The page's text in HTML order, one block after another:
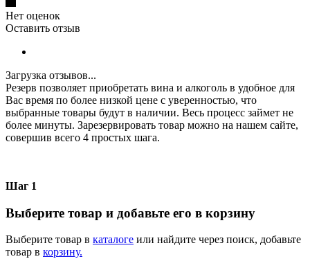
Нет оценок
Оставить отзыв
Загрузка отзывов...
Резерв позволяет приобретать вина и алкоголь в удобное для
Вас время по более низкой цене с уверенностью, что
выбранные товары будут в наличии. Весь процесс займет не
более минуты. Зарезервировать товар можно на нашем сайте,
совершив всего 4 простых шага.
Шаг 1
Выберите товар и добавьте его в корзину
Выберите товар в каталоге или найдите через поиск, добавьте
товар в корзину.